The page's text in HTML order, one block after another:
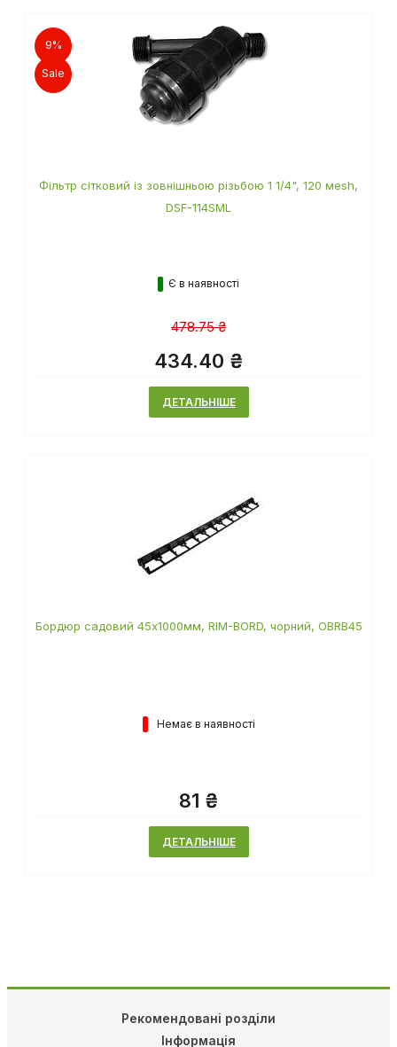
9%
Sale
Фільтр сітковий із зовнішньою різьбою 1 1/4", 120 мesh,
DSF-114SML
Є в наявності
478.75 ₴
434.40 ₴
ДЕТАЛЬНІШЕ
Бордюр садовий 45х1000мм, RIM-BORD, чорний, OBRB45
Немає в наявності
81 ₴
ДЕТАЛЬНІШЕ
Рекомендовані розділи
Інформація